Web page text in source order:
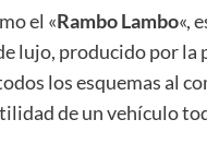
el «Rambo Lambo«,
lujo, producido por
los esquemas al
de un vehículo